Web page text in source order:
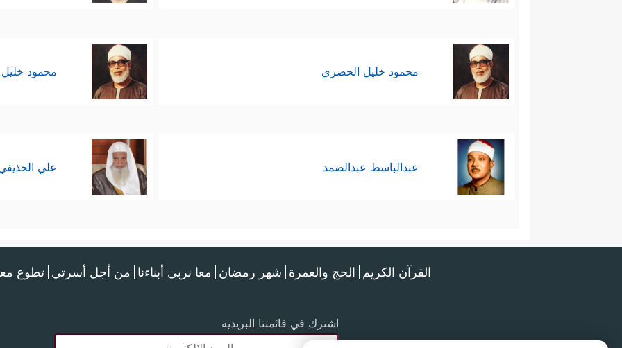
محمود خليل الحصري محمود
عبدالباسط عبدالصمد علي
القرآن الكريم الحج والعمرة شهر رمضان معا نربي أبناءنا من أجل أسرتي تطوع
اشترك في قائمتنا البريدية